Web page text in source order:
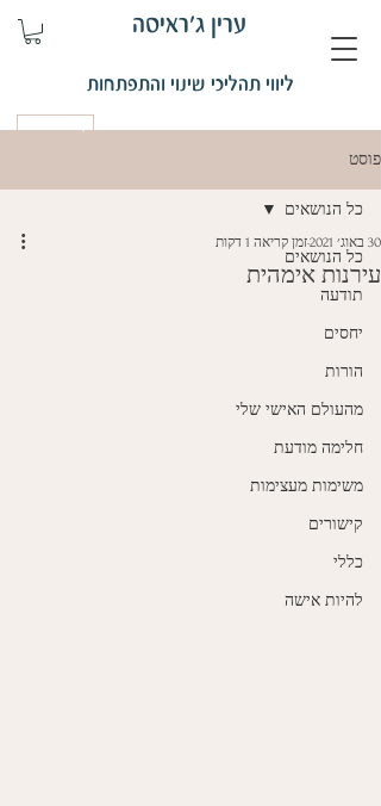
ערין ג'ראיסה
ליווי תהליכי שינוי והתפתחות
פוסט
כל הנושאים
תודעה
יחסים
הורות
מהעולם האישי שלי
חלימה מודעת
משימות מעצימות
קישורים
כללי
להיות אישה
כל הנושאים
עירנות אימהית
30 באוג׳ 2021 זמן קריאה 1 דקות